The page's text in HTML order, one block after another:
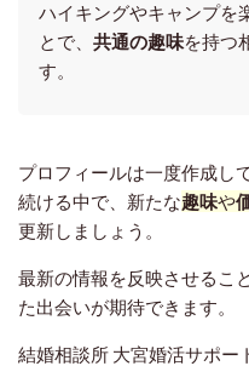
ハイキングやキャンプを
とで、 共通の趣味を持つ
す。
プロフィールは一度作成し
続ける中で、新たな趣味や
更新しましょう。
最新の情報を反映させるこ
た出会いが期待できます。
結婚相談所 大宮婚活サポー